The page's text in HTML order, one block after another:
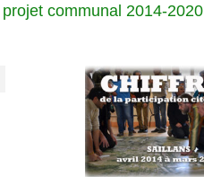
projet communal 2014-2020